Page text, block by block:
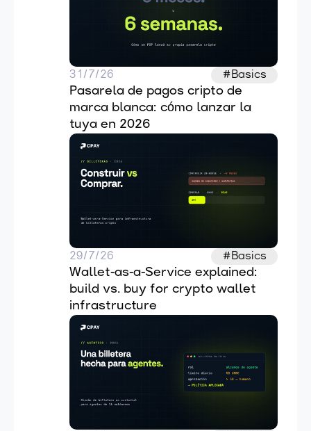
31/7/26 #Basics
Pasarela de pagos cripto de
marca blanca: cómo lanzar la
tuya en 2026
29/7/26 #Basics
Wallet-as-a-Service explained:
build vs. buy for crypto wallet
infrastructure